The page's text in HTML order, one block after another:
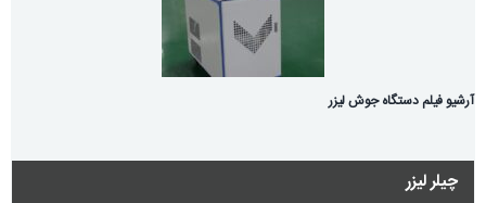
آرشیو فیلم دستگاه جوش لیزر
چیلر لیزر